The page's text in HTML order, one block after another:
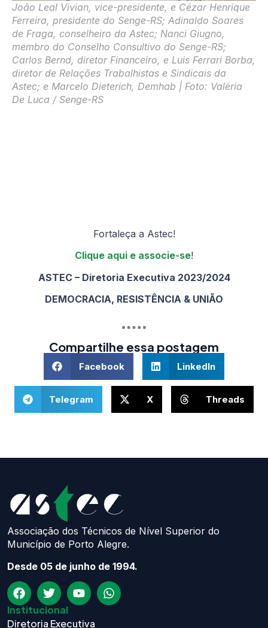
João Leal Vivian, vice-presidente, e Cézar Henrique
Ferreira, presidente do Senge-RS; Adinaldo Soares
de Fraga, conselheiro da Astec; Nanci Giugno,
membro do Conselho Consultivo do Senge-RS;
Carlos Bernd, diretor Financeiro, e Luis Ferrari Borba,
diretor de Relações Trabalhistas e Sindicais da
Astec; e Marcelo Dieterich, Demhab | Foto: Valéria
De Luca / Senge-RS
Fortaleça a Astec!
Clique aqui e associe-se!
ASTEC – Diretoria Executiva 2023/2024
DEMOCRACIA, RESISTÊNCIA & UNIÃO
Compartilhe essa postagem
Facebook LinkedIn
Telegram X Threads
Associação dos Técnicos de Nível Superior do
Município de Porto Alegre.
Desde 05 de junho de 1994.
Institucional
Diretoria Executiva